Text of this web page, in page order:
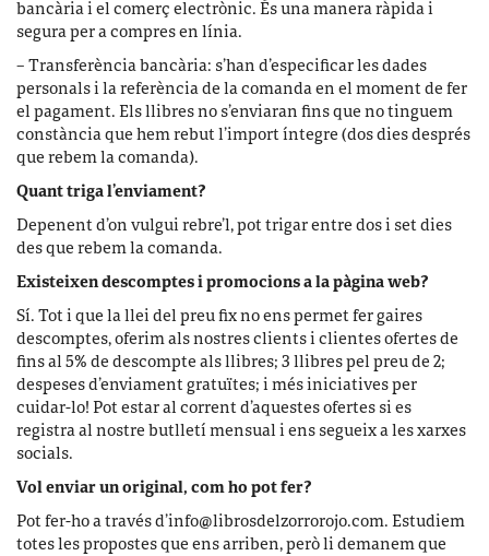
bancària i el comerç electrònic. És una manera ràpida i
segura per a compres en línia.
– Transferència bancària: s’han d’especificar les dades
personals i la referència de la comanda en el moment de fer
el pagament. Els llibres no s’enviaran fins que no tinguem
constància que hem rebut l’import íntegre (dos dies després
que rebem la comanda).
Quant triga l’enviament?
Depenent d’on vulgui rebre’l, pot trigar entre dos i set dies
des que rebem la comanda.
Existeixen descomptes i promocions a la pàgina web?
Sí. Tot i que la llei del preu fix no ens permet fer gaires
descomptes, oferim als nostres clients i clientes ofertes de
fins al 5% de descompte als llibres; 3 llibres pel preu de 2;
despeses d’enviament gratuïtes; i més iniciatives per
cuidar-lo! Pot estar al corrent d’aquestes ofertes si es
registra al nostre butlletí mensual i ens segueix a les xarxes
socials.
Vol enviar un original, com ho pot fer?
Pot fer-ho a través d’info@librosdelzorrorojo.com. Estudiem
totes les propostes que ens arriben, però li demanem que